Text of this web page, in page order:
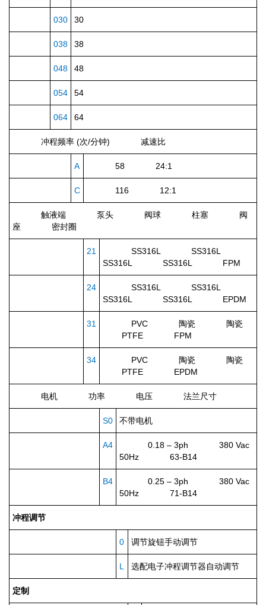
030 30
038 38
048 48
054 54
064 64
冲程频率 (次/分钟) 减速比
A 58 24:1
C 116 12:1
触液端 泵头 阀球 柱塞
阀
座
密封圈
21
SS316L SS316L
SS316L SS316L FPM
24
SS316L SS316L
SS316L SS316L EPDM
31
PVC 陶瓷 陶瓷
PTFE FPM
34
PVC 陶瓷 陶瓷
PTFE EPDM
电机 功率 电压 法兰尺寸
S0 不带电机
A4
0.18 – 3ph 380 Vac
50Hz 63-B14
B4
0.25 – 3ph 380 Vac
50Hz 71-B14
冲程调节
0 调节旋钮手动调节
L 选配电子冲程调节器自动调节
定制